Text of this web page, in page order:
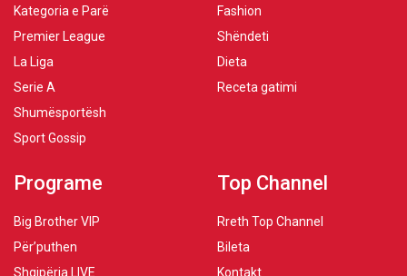
Kategoria e Parë
Premier League
La Liga
Serie A
Shumësportësh
Sport Gossip
Fashion
Shëndeti
Dieta
Receta gatimi
Programe
Big Brother VIP
Për’puthen
Shqipëria LIVE
Top Channel
Rreth Top Channel
Bileta
Kontakt